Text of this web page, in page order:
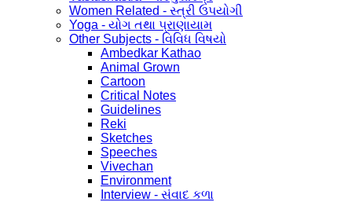
Women Related - સ્ત્રી ઉપયોગી
Yoga - યોગ તથા પ્રાણાયામ
Other Subjects - વિવિધ વિષયો
Ambedkar Kathao
Animal Grown
Cartoon
Critical Notes
Guidelines
Reki
Sketches
Speeches
Vivechan
Environment
Interview - સંવાદ કળા